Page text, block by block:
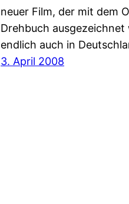
neuer Film, der mit dem
Drehbuch ausgezeichnet
endlich auch in
3. April 2008